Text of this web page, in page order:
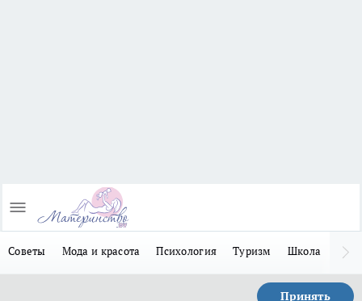
Советы Мода и красота Психология Туризм Школа
Принять